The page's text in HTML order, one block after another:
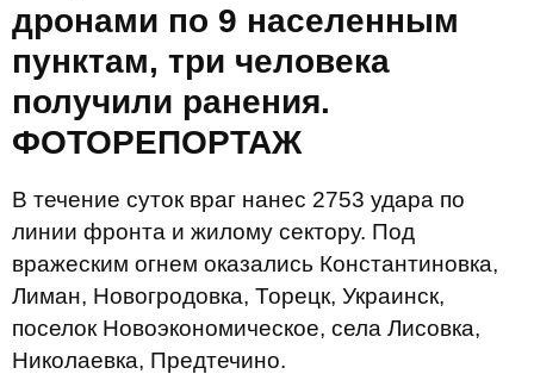
дронами по 9 населенным
пунктам, три человека
получили ранения.
ФОТОРЕПОРТАЖ
В течение суток враг нанес 2753 удара по
линии фронта и жилому сектору. Под
вражеским огнем оказались Константиновка,
Лиман, Новогродовка, Торецк, Украинск,
поселок Новоэкономическое, села Лисовка,
Николаевка, Предтечино.